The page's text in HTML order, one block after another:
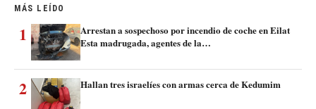
MÁS LEÍDO
1
Arrestan a sospechoso por incendio de coche en Eilat
Esta madrugada, agentes de la…
2 Hallan tres israelíes con armas cerca de Kedumim